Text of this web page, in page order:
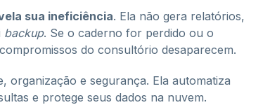
sua ineficiência. Ela não gera relatórios,
backup. Se o caderno for perdido ou o
do consultório desaparecem.
organização e segurança. Ela automatiza
e protege seus dados na nuvem.